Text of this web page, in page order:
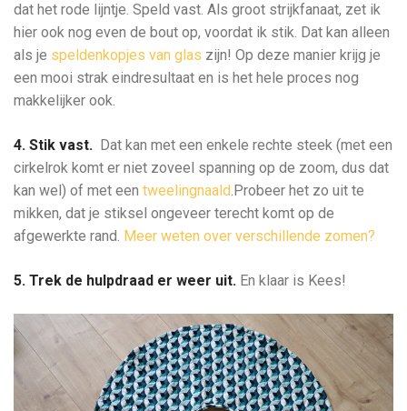
dat het rode lijntje. Speld vast. Als groot strijkfanaat, zet ik
hier ook nog even de bout op, voordat ik stik. Dat kan alleen
als je speldenkopjes van glas zijn! Op deze manier krijg je
een mooi strak eindresultaat en is het hele proces nog
makkelijker ook.
4. Stik vast. Dat kan met een enkele rechte steek (met een
cirkelrok komt er niet zoveel spanning op de zoom, dus dat
kan wel) of met een tweelingnaald.Probeer het zo uit te
mikken, dat je stiksel ongeveer terecht komt op de
afgewerkte rand. Meer weten over verschillende zomen?
5. Trek de hulpdraad er weer uit. En klaar is Kees!